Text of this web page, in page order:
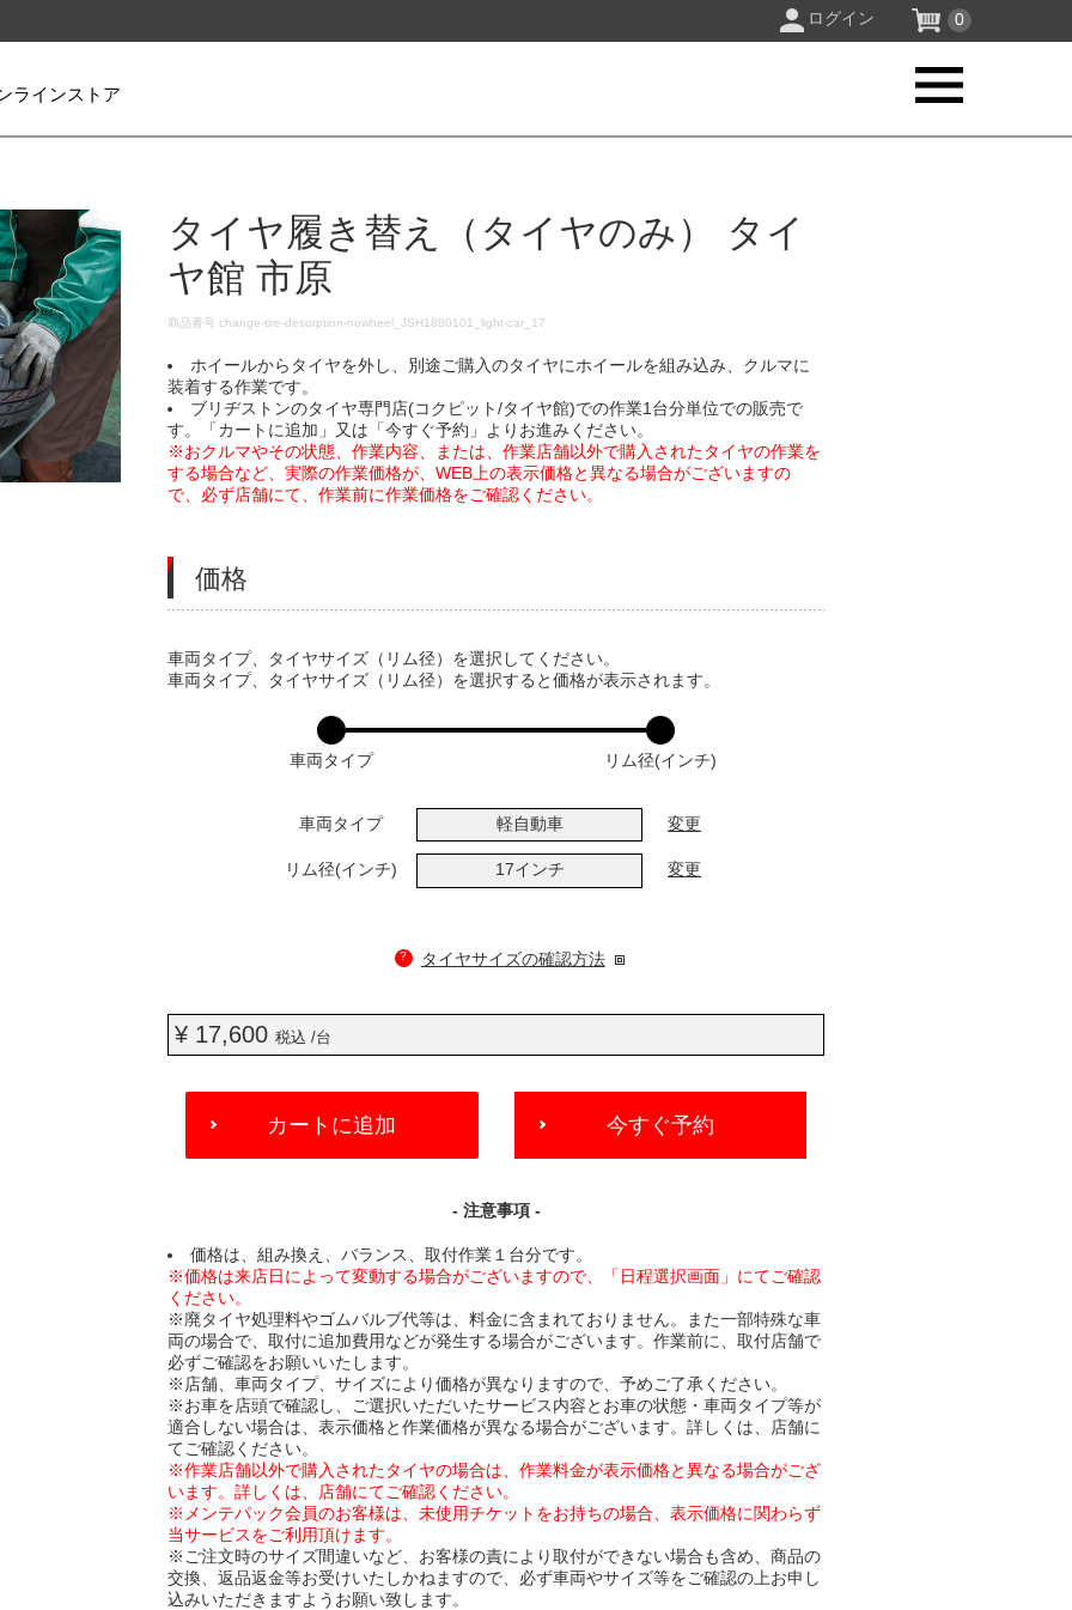
ログイン 0
ラインストア
タイヤ履き替え（タイヤのみ） タイ
ヤ館 市原
DETAILS
商品番号change-tire-desorption-nowheel_JSH1880101_light-car_17
ホイールからタイヤを外し、別途ご購入のタイヤにホイールを組み込み、クルマに
装着する作業です。
ブリヂストンのタイヤ専門店(コクピット/タイヤ館)での作業1台分単位での販売で
す。「カートに追加」又は「今すぐ予約」よりお進みください。
※おクルマやその状態、作業内容、または、作業店舗以外で購入されたタイヤの作業を
する場合など、実際の作業価格が、WEB上の表示価格と異なる場合がございますの
で、必ず店舗にて、作業前に作業価格をご確認ください。
価格
VARIATIONS
車両タイプ、タイヤサイズ（リム径）を選択してください。
車両タイプ、タイヤサイズ（リム径）を選択すると価格が表示されます。
車両タイプ リム径(インチ)
車両タイプ 軽自動車 変更
リム径(インチ) 17インチ 変更
? タイヤサイズの確認方法
¥ 17,600税込 /台
ADD
CART
カートに追加 今すぐ予約
- 注意事項 -
価格は、組み換え、バランス、取付作業１台分です。
※価格は来店日によって変動する場合がございますので、「日程選択画面」にてご確認
ください。
※廃タイヤ処理料やゴムバルブ代等は、料金に含まれておりません。また一部特殊な車
両の場合で、取付に追加費用などが発生する場合がございます。作業前に、取付店舗で
必ずご確認をお願いいたします。
※店舗、車両タイプ、サイズにより価格が異なりますので、予めご了承ください。
※お車を店頭で確認し、ご選択いただいたサービス内容とお車の状態・車両タイプ等が
適合しない場合は、表示価格と作業価格が異なる場合がございます。詳しくは、店舗に
てご確認ください。
※作業店舗以外で購入されたタイヤの場合は、作業料金が表示価格と異なる場合がござ
います。詳しくは、店舗にてご確認ください。
※メンテパック会員のお客様は、未使用チケットをお持ちの場合、表示価格に関わらず
当サービスをご利用頂けます。
※ご注文時のサイズ間違いなど、お客様の責により取付ができない場合も含め、商品の
交換、返品返金等お受けいたしかねますので、必ず車両やサイズ等をご確認の上お申し
込みいただきますようお願い致します。